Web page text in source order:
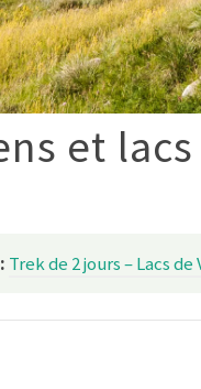
et
Trek de 2 jours – Lacs